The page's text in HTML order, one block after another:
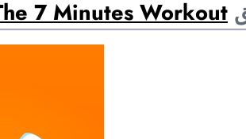
7 Minutes Workout